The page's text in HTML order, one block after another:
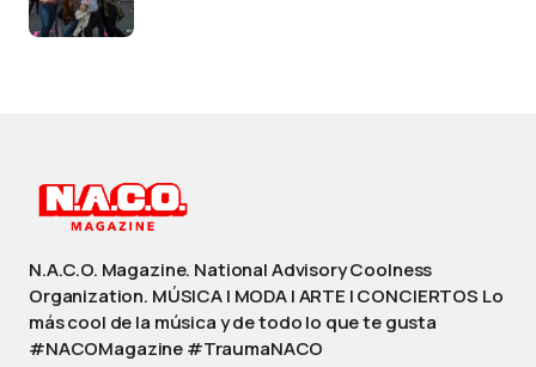
N.A.C.O. Magazine. National Advisory Coolness
Organization. MÚSICA | MODA | ARTE | CONCIERTOS Lo
más cool de la música y de todo lo que te gusta
#NACOMagazine #TraumaNACO